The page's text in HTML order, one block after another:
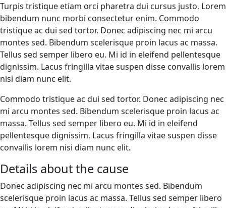
Turpis tristique etiam orci pharetra dui cursus justo. Lorem
bibendum nunc morbi consectetur enim. Commodo
tristique ac dui sed tortor. Donec adipiscing nec mi arcu
montes sed. Bibendum scelerisque proin lacus ac massa.
Tellus sed semper libero eu. Mi id in eleifend pellentesque
dignissim. Lacus fringilla vitae suspen disse convallis lorem
nisi diam nunc elit.
Commodo tristique ac dui sed tortor. Donec adipiscing nec
mi arcu montes sed. Bibendum scelerisque proin lacus ac
massa. Tellus sed semper libero eu. Mi id in eleifend
pellentesque dignissim. Lacus fringilla vitae suspen disse
convallis lorem nisi diam nunc elit.
Details about the cause
Donec adipiscing nec mi arcu montes sed. Bibendum
scelerisque proin lacus ac massa. Tellus sed semper libero